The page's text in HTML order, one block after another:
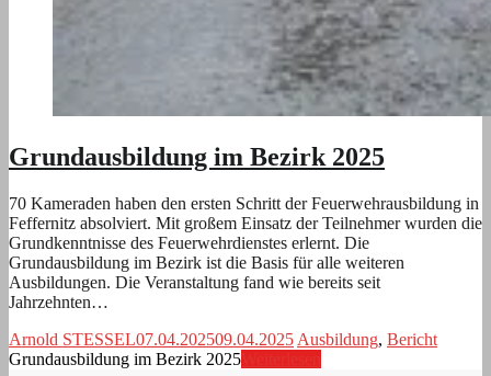
Grundausbildung im Bezirk 2025
70 Kameraden haben den ersten Schritt der Feuerwehrausbildung in
Feffernitz absolviert. Mit großem Einsatz der Teilnehmer wurden die
Grundkenntnisse des Feuerwehrdienstes erlernt. Die
Grundausbildung im Bezirk ist die Basis für alle weiteren
Ausbildungen. Die Veranstaltung fand wie bereits seit
Jahrzehnten…
Arnold STESSEL07.04.202509.04.2025 Ausbildung, Bericht
Grundausbildung im Bezirk 2025